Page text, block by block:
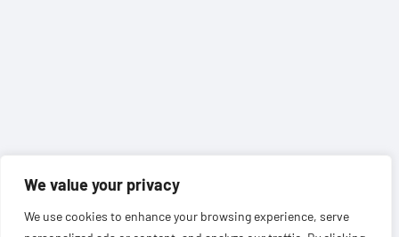
We value your privacy
We use cookies to enhance your browsing experience, serve